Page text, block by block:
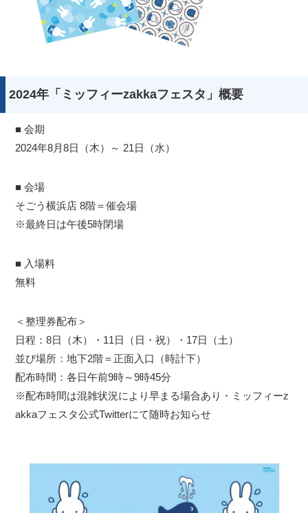
2024年「ミッフィーzakkaフェスタ」概要
■ 会期
2024年8月8日（木）～ 21日（水）
■ 会場
そごう横浜店 8階＝催会場
※最終日は午後5時閉場
■ 入場料
無料
＜整理券配布＞
日程：8日（木）・11日（日・祝）・17日（土）
並び場所：地下2階＝正面入口（時計下）
配布時間：各日午前9時～9時45分
※配布時間は混雑状況により早まる場合あり・ミッフィーz
akkaフェスタ公式Twitterにて随時お知らせ